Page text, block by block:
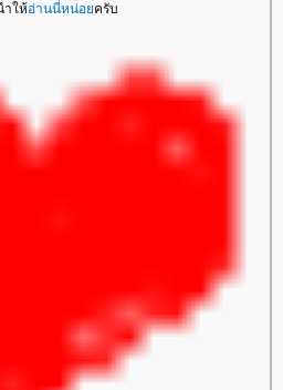
ำให้อ่านนี่หน่อครับ